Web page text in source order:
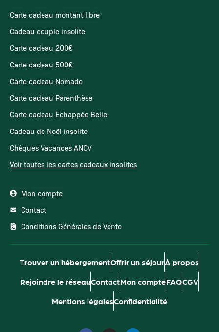
Carte cadeau montant libre
Cadeau couple insolite
Carte cadeau 200€
Carte cadeau 500€
Carte cadeau Nomade
Carte cadeau Parenthèse
Carte cadeau Echappée Belle
Cadeau de Noël insolite
Chèques Vacances ANCV
Voir toutes les cartes cadeaux insolites
Mon compte
Contact
Conditions Générales de Vente
Trouver un hébergementOffrir un séjourÀ propos
Rejoindre le réseauContactMon compteFAQCGV
Mentions légalesConfidentialité